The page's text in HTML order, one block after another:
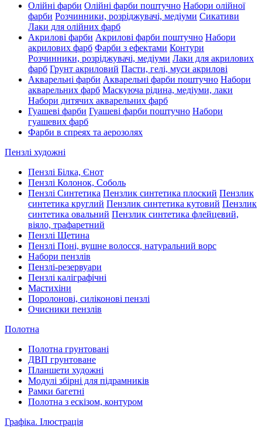
Олійні фарби Олійні фарби поштучно Набори олійної
фарби Розчинники, розріджувачі, медіуми Сикативи
Лаки для олійних фарб
Акрилові фарби Акрилові фарби поштучно Набори
акрилових фарб Фарби з ефектами Контури
Розчинники, розріджувачі, медіуми Лаки для акрилових
фарб Грунт акриловий Пасти, гелі, муси акрилові
Акварельні фарби Акварельні фарби поштучно Набори
акварельних фарб Маскуюча рідина, медіуми, лаки
Набори дитячих акварельних фарб
Гуашеві фарби Гуашеві фарби поштучно Набори
гуашевих фарб
Фарби в спреях та аерозолях
Пензлі художні
Пензлі Білка, Єнот
Пензлі Колонок, Соболь
Пензлі Синтетика Пензлик синтетика плоский Пензлик
синтетика круглий Пензлик синтетика кутовий Пензлик
синтетика овальний Пензлик синтетика флейцевий,
віяло, трафаретний
Пензлі Щетина
Пензлі Поні, вушне волосся, натуральний ворс
Набори пензлів
Пензлі-резервуари
Пензлі каліграфічні
Мастихіни
Поролонові, силіконові пензлі
Очисники пензлів
Полотна
Полотна грунтовані
ДВП грунтоване
Планшети художні
Модулі збірні для підрамників
Рамки багетні
Полотна з ескізом, контуром
Графіка. Ілюстрація